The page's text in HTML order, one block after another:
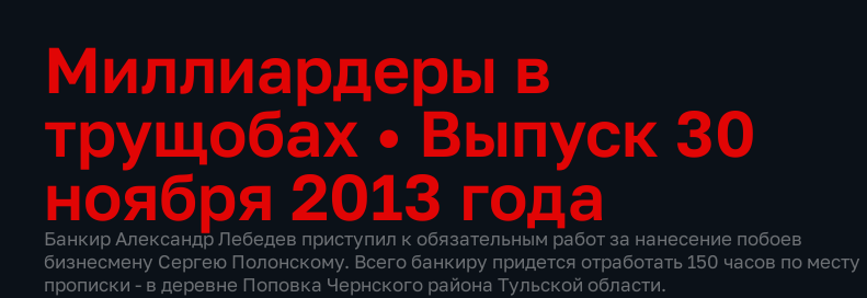
Миллиардеры в
трущобах •Выпуск 30
ноября 2013 года
Банкир Александр Лебедев приступил к обязательным работ за нанесение побоев
бизнесмену Сергею Полонскому. Всего банкиру придется отработать 150 часов по месту
прописки - в деревне Поповка Чернского района Тульской области.